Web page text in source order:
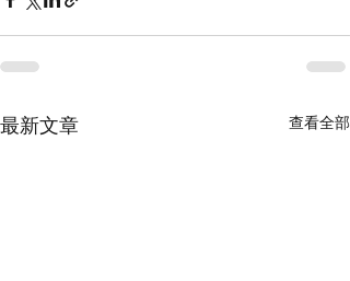
最新文章 查看全部